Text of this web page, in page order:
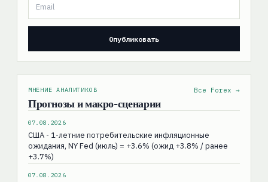
МНЕНИЕ АНАЛИТИКОВ
Прогнозы и макро-сценарии
Все Forex →
07.08.2026
США - 1-летние потребительские инфляционные
ожидания, NY Fed (июль) = +3.6% (ожид +3.8% / ранее
+3.7%)
07.08.2026